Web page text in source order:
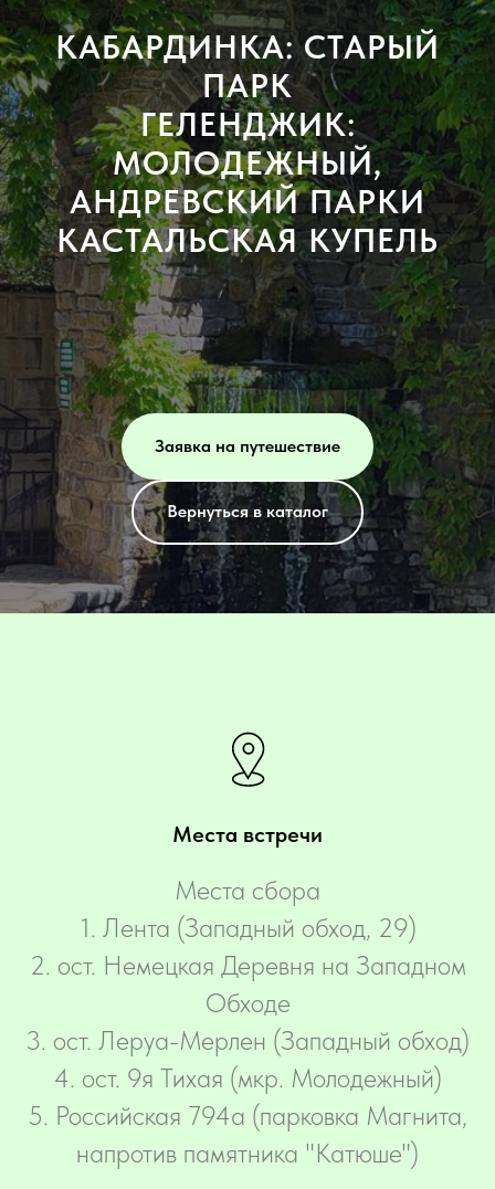
КАБАРДИНКА: СТАРЫЙ
ПАРК
ГЕЛЕНДЖИК:
МОЛОДЕЖНЫЙ,
АНДРЕВСКИЙ ПАРКИ
КАСТАЛЬСКАЯ КУПЕЛЬ
Заявка на путешествие
Вернуться в каталог
Места встречи
Места сбора
‌1. Лента (Западный обход, 29)
2. ост. Немецкая Деревня на Западном
Обходе
3. ост. Леруа-Мерлен (Западный обход)
4. ост. 9я Тихая (мкр. Молодежный)
5. Российская 794а (парковка Магнита,
напротив памятника "Катюше")